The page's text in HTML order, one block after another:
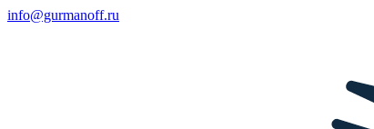
info@gurmanoff.ru